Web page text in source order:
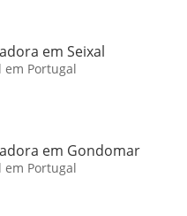
em Seixal
Portugal
em Gondomar
Portugal